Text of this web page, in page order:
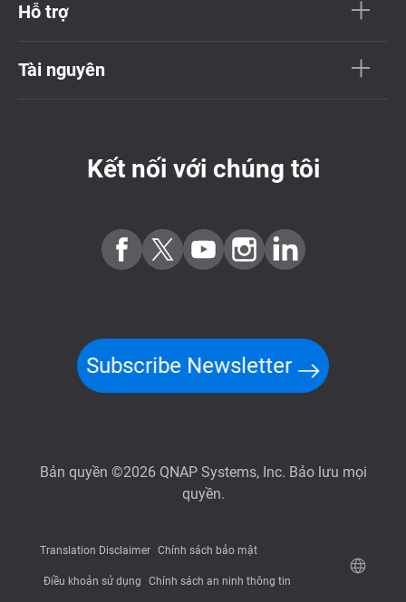
Hỗ trợ
Tài nguyên
Kết nối với chúng tôi
Subscribe Newsletter
Bản quyền ©2026 QNAP Systems, Inc. Bảo lưu mọi
quyền.
Translation Disclaimer Chính sách bảo mật
Điều khoản sử dụng Chính sách an ninh thông tin